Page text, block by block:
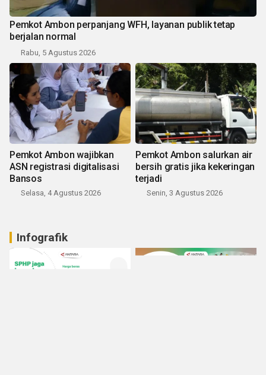
Pemkot Ambon perpanjang WFH, layanan publik tetap
berjalan normal
Rabu, 5 Agustus 2026
Pemkot Ambon wajibkan
ASN registrasi digitalisasi
Bansos
Selasa, 4 Agustus 2026
Pemkot Ambon salurkan air
bersih gratis jika kekeringan
terjadi
Senin, 3 Agustus 2026
Infografik